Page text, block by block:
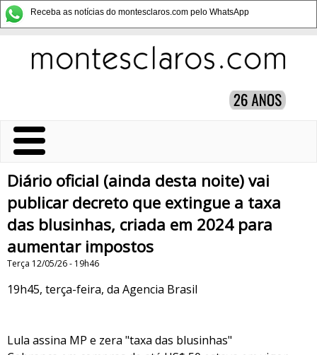
Receba as notícias do montesclaros.com pelo WhatsApp
Diário oficial (ainda desta noite) vai
publicar decreto que extingue a taxa
das blusinhas, criada em 2024 para
aumentar impostos
Terça 12/05/26 - 19h46
19h45, terça-feira, da Agencia Brasil
Lula assina MP e zera "taxa das blusinhas"